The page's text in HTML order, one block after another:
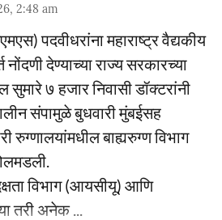
2:48 am
पदवीधरांना महाराष्ट्र वैद्यकीय
देण्याच्या राज्य सरकारच्या
सुमारे ७ हजार निवासी डॉक्टरांनी
संपामुळे बुधवारी मुंबईसह
रुग्णालयांमधील बाह्यरुग्ण विभाग
विभाग (आयसीयू) आणि
तरी अनेक ...